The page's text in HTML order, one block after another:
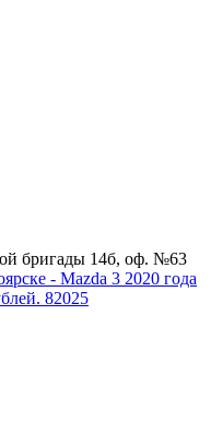
бригады 14б, оф. №63